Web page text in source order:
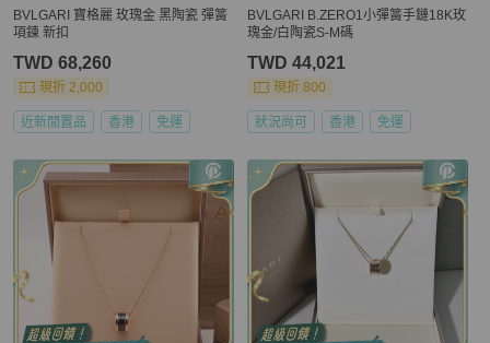
BVLGARI 寶格麗 玫瑰金 黑陶瓷 彈簧
項鍊 新扣
TWD 68,260
現折 2,000
近新閒置品 香港 免運
BVLGARI B.ZERO1小彈簧手鏈18K玫
瑰金/白陶瓷S-M碼
TWD 44,021
現折 800
狀況尚可 香港 免運